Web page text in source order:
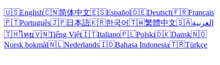
🇺🇸English🇨🇳简体中文🇪🇸Español🇩🇪Deutsch🇫🇷Français
🇵🇹Português🇯🇵日本語🇰🇷한국어🇹🇼繁體中文🇸🇦العربية
🇹🇭ไทย🇻🇳Tiếng Việt🇮🇹Italiano🇵🇱Polski🇩🇰Dansk🇳🇴
Norsk bokmål🇳🇱Nederlands🇮🇩Bahasa Indonesia🇹🇷Türkçe